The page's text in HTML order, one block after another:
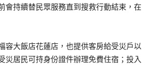
會持續替民眾服務直到搜救行動結束，在
容大飯店花蓮店，也提供客房給受災戶以
災居民可持身份證件辦理免費住宿；投入